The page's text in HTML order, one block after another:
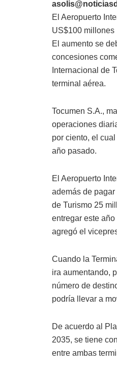
El Aeropuerto
US$100 millones
El aumento se
concesiones
Internacional de
terminal aérea.
Tocumen S.A.,
operaciones
por ciento, el
año pasado.
El Aeropuerto
además de
de Turismo 25
entregar este
agregó el
Cuando la
ira aumentando,
número de
podría llevar a
De acuerdo al
2035, se tiene
entre ambas